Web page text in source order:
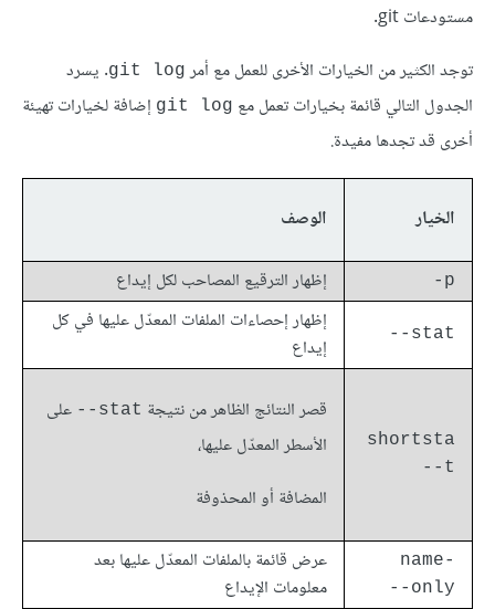
مستودعات git.
توجد الكثير من الخيارات الأخرى للعمل مع أمر git log. يسرد
الجدول التالي قائمة بخيارات تعمل مع git log إضافة لخيارات تهيئة
أخرى قد تجدها مفيدة.
الخيار الوصف
p- إظهار الترقيع المصاحب لكل إيداع
stat--
إظهار إحصاءات الملفات المعدّل عليها في كل
إيداع
shortsta
t--
قصر النتائج الظاهر من نتيجة stat--
على
الأسطر المعدّل عليها،
المضافة أو المحذوفة
name-
only--
عرض قائمة بالملفات المعدّل عليها بعد
معلومات الإيداع